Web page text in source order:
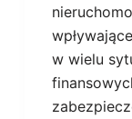
w wielu